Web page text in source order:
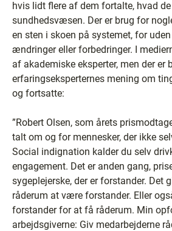
hvis lidt flere af dem fortalte, hvad
sundhedsvæsen. Der er brug for
en sten i skoen på systemet, for
ændringer eller forbedringer. I
af akademiske eksperter, men der er
erfaringseksperternes mening om
og fortsatte:
”Robert Olsen, som årets
talt om og for mennesker, der ikke
Social indignation kalder du selv
engagement. Det er anden gang,
sygeplejerske, der er forstander. Det
råderum at være forstander. Eller
forstander for at få råderum. Min
arbejdsgiverne: Giv medarbejderne